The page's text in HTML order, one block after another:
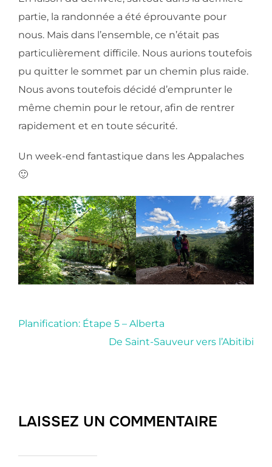
partie, la randonnée a été éprouvante pour
nous. Mais dans l’ensemble, ce n’était pas
particulièrement difficile. Nous aurions toutefois
pu quitter le sommet par un chemin plus raide.
Nous avons toutefois décidé d’emprunter le
même chemin pour le retour, afin de rentrer
rapidement et en toute sécurité.
Un week-end fantastique dans les Appalaches
🙂
Planification: Étape 5 – Alberta
De Saint-Sauveur vers l’Abitibi
LAISSEZ UN COMMENTAIRE